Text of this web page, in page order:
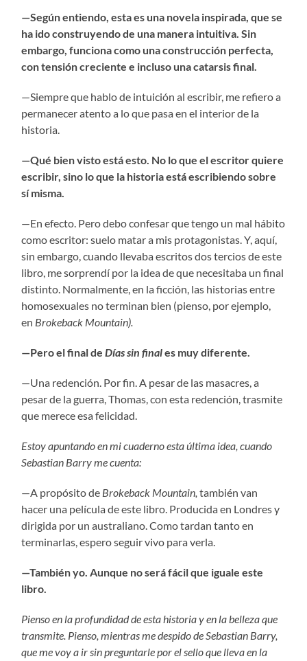
—Según entiendo, esta es una novela inspirada, que se
ha ido construyendo de una manera intuitiva. Sin
embargo, funciona como una construcción perfecta,
con tensión creciente e incluso una catarsis final.
—Siempre que hablo de intuición al escribir, me refiero a
permanecer atento a lo que pasa en el interior de la
historia.
—Qué bien visto está esto. No lo que el escritor quiere
escribir, sino lo que la historia está escribiendo sobre
sí misma.
—En efecto. Pero debo confesar que tengo un mal hábito
como escritor: suelo matar a mis protagonistas. Y, aquí,
sin embargo, cuando llevaba escritos dos tercios de este
libro, me sorprendí por la idea de que necesitaba un final
distinto. Normalmente, en la ficción, las historias entre
homosexuales no terminan bien (pienso, por ejemplo,
en Brokeback Mountain).
—Pero el final deDías sin finales muy diferente.
—Una redención. Por fin. A pesar de las masacres, a
pesar de la guerra, Thomas, con esta redención, trasmite
que merece esa felicidad.
Estoy apuntando en mi cuaderno esta última idea, cuando
Sebastian Barry me cuenta:
—A propósito de Brokeback Mountain, también van
hacer una película de este libro. Producida en Londres y
dirigida por un australiano. Como tardan tanto en
terminarlas, espero seguir vivo para verla.
—También yo. Aunque no será fácil que iguale este
libro.
Pienso en la profundidad de esta historia y en la belleza que
transmite. Pienso, mientras me despido de Sebastian Barry,
que me voy a ir sin preguntarle por el sello que lleva en la